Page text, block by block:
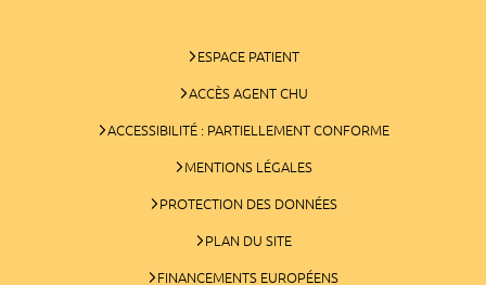
ESPACE PATIENT
ACCÈS AGENT CHU
ACCESSIBILITÉ : PARTIELLEMENT CONFORME
MENTIONS LÉGALES
PROTECTION DES DONNÉES
PLAN DU SITE
FINANCEMENTS EUROPÉENS